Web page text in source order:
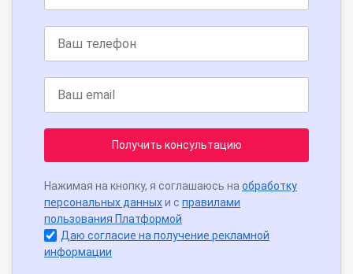
Получить консультацию
Нажимая на кнопку, я соглашаюсь на обработку
персональных данныхи с правилами
пользования Платформой
Даю согласие на получение рекламной
информации